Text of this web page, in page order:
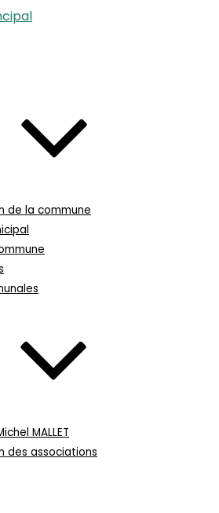
de la commune
MALLET
des associations